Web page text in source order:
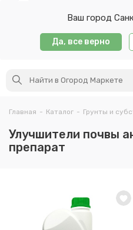
Ваш город
Да, все верно
Главная - Каталог - Грунты и
Улучшители почвы
препарат